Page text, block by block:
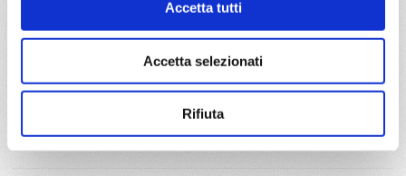
Accetta tutti
Accetta selezionati
Rifiuta
che comprende una ottima selezione di bevande alcoliche e
analcoliche calde e fredde